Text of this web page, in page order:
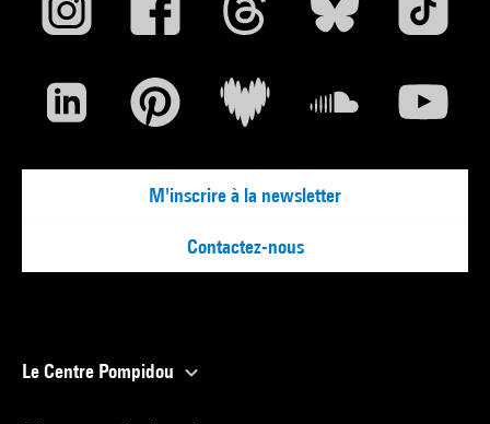
M'inscrire à la newsletter
Contactez-nous
Le Centre Pompidou